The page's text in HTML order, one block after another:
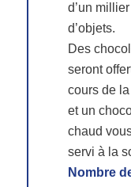
d’un millier
d’objets.
Des
seront
cours de
et un
chaud
servi à la
Nombre